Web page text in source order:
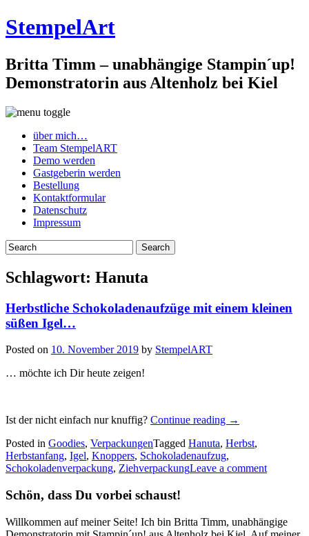
StempelArt
Britta Timm – unabhängige Stampin´up!
Demonstratorin aus Altenholz bei Kiel
über mich…
Team StempelART
Demo werden
Gastgeberin werden
Bestellung
Kontaktformular
Datenschutz
Impressum
Schlagwort: Hanuta
Herbstliche Schokoladenaufzüge mit einem kleinen
süßen Igel…
Posted on 10. November 2019 by StempelART
… möchte ich Dir heute zeigen!
Ist der nicht einfach nur knuffig? Continue reading „Herbstliche
mit
einem
kleinen
→
Posted in Goodies, VerpackungenTagged Hanuta, Herbst,
Herbstanfang, Igel, Knoppers, Schokoladenaufzug,
Schokoladenverpackung, ZiehverpackungLeave a comment
Schön, dass Du vorbei schaust!
Willkommen auf meiner Seite! Ich bin Britta Timm, unabhängige